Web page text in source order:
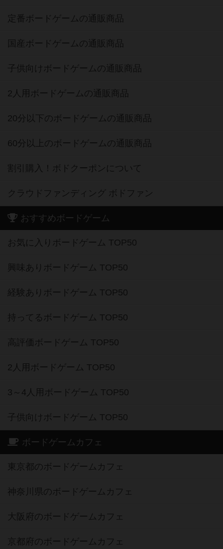
定番ボードゲームの通販商品
国産ボードゲームの通販商品
子供向けボードゲームの通販商品
2人用ボードゲームの通販商品
20分以下のボードゲームの通販商品
60分以上のボードゲームの通販商品
割引購入！ボドクーポンについて
クラウドファンディング ボドファン
おすすめボードゲーム
お気に入りボードゲーム TOP50
興味ありボードゲーム TOP50
経験ありボードゲーム TOP50
持ってるボードゲーム TOP50
高評価ボードゲーム TOP50
2人用ボードゲーム TOP50
3～4人用ボードゲーム TOP50
子供向けボードゲーム TOP50
ボードゲームカフェ
東京都のボードゲームカフェ
神奈川県のボードゲームカフェ
大阪府のボードゲームカフェ
京都府のボードゲームカフェ